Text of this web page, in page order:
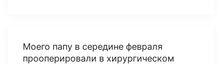
Моего папу в середине февраля
прооперировали в хирургическом